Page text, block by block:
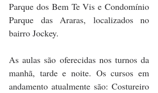
Parque dos Bem Te Vis e Condomínio
Parque das Araras, localizados no
bairro Jockey.
As aulas são oferecidas nos turnos da
manhã, tarde e noite. Os cursos em
andamento atualmente são: Costureiro